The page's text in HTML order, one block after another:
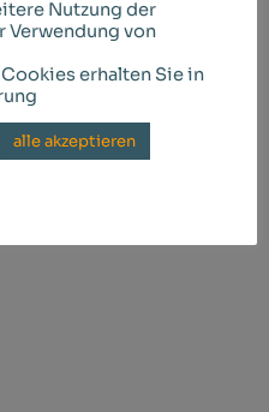
Programmieren – wurde…
Nutzung der
Verwendung von
erhalten Sie in
alle akzeptieren